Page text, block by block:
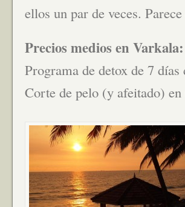
ellos un par de veces.
Precios medios en Varkala:
Programa de detox de 7
Corte de pelo (y afeitado)